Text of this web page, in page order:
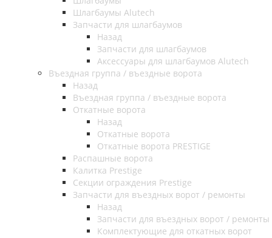
Шлагбаумы Alutech
Запчасти для шлагбаумов
Назад
Запчасти для шлагбаумов
Аксессуары для шлагбаумов Alutech
Въездная группа / въездные ворота
Назад
Въездная группа / въездные ворота
Откатные ворота
Назад
Откатные ворота
Откатные ворота PRESTIGE
Распашные ворота
Калитка Prestige
Секции ограждения Prestige
Запчасти для въездных ворот / ремонты
Назад
Запчасти для въездных ворот / ремонты
Комплектующие для откатных ворот